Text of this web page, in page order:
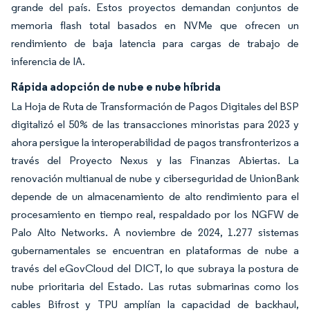
grande del país. Estos proyectos demandan conjuntos de
memoria flash total basados en NVMe que ofrecen un
rendimiento de baja latencia para cargas de trabajo de
inferencia de IA.
Rápida adopción de nube e nube híbrida
La Hoja de Ruta de Transformación de Pagos Digitales del BSP
digitalizó el 50% de las transacciones minoristas para 2023 y
ahora persigue la interoperabilidad de pagos transfronterizos a
través del Proyecto Nexus y las Finanzas Abiertas. La
renovación multianual de nube y ciberseguridad de UnionBank
depende de un almacenamiento de alto rendimiento para el
procesamiento en tiempo real, respaldado por los NGFW de
Palo Alto Networks. A noviembre de 2024, 1.277 sistemas
gubernamentales se encuentran en plataformas de nube a
través del eGovCloud del DICT, lo que subraya la postura de
nube prioritaria del Estado. Las rutas submarinas como los
cables Bifrost y TPU amplían la capacidad de backhaul,